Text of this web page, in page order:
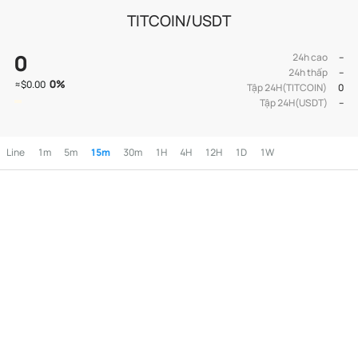
TITCOIN/USDT
0
≈$0.00 0%
24h cao
--
24h thấp
--
Tập 24H(TITCOIN)
0
Tập 24H(USDT)
--
Line 1m 5m 15m 30m 1H 4H 12H 1D 1W